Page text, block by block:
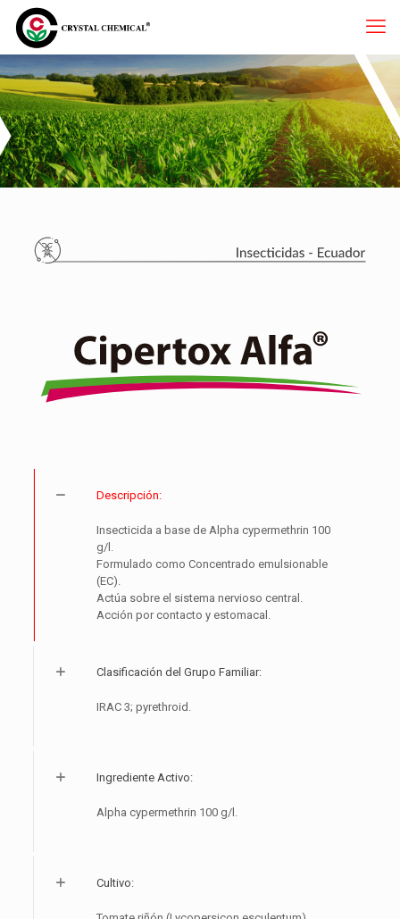
Descripción:
Insecticida a base de Alpha cypermethrin 100
g/l.
Formulado como Concentrado emulsionable
(EC).
Actúa sobre el sistema nervioso central.
Acción por contacto y estomacal.
Clasificación del Grupo Familiar:
IRAC 3; pyrethroid.
Ingrediente Activo:
Alpha cypermethrin 100 g/l.
Cultivo: